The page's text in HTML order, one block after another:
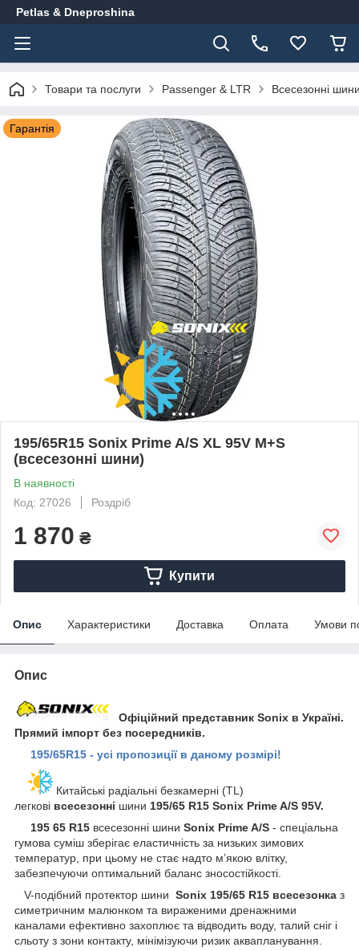
Petlas & Dneproshina
Товари та послуги Passenger & LTR Всесезонні
Гарантія
195/65R15 Sonix Prime A/S XL 95V M+S
(всесезонні шини)
В наявності
Код: 27026
Роздріб
1 870 ₴
Купити
Опис Характеристики Доставка Оплата Умови
Опис
Офіційний представник Sonix в Україні.
Прямий імпорт без посередників.
195/65R15 - усі пропозиції в даному розмірі!
Китайські радіальні безкамерні (TL)
легкові всесезонні шини 195/65 R15 Sonix Prime A/S 95V.
195 65 R15 всесезонні шини Sonix Prime A/S - спеціальна
гумова суміш зберігає еластичність за низьких зимових
температур, при цьому не стає надто м’якою влітку,
забезпечуючи оптимальний баланс зносостійкості.
V-подібний протектор шини Sonix 195/65 R15 всесезонка з
симетричним малюнком та вираженими дренажними
каналами ефективно захоплює та відводить воду, талий сніг і
сльоту з зони контакту, мінімізуючи ризик аквапланування.